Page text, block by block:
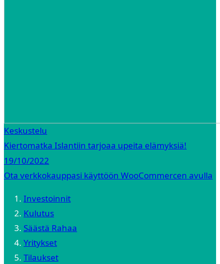
Keskustelu
Kiertomatka Islantiin tarjoaa upeita elämyksiä!
19/10/2022
Ota verkkokauppasi käyttöön WooCommercen avulla
Investoinnit
Kulutus
Säästä Rahaa
Yritykset
Tilaukset